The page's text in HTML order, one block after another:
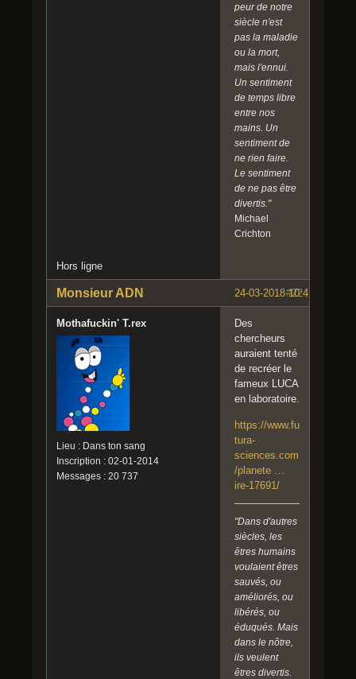
peur de notre
siècle n'est
pas la maladie
ou la mort,
mais l'ennui.
Un sentiment
de temps libre
entre nos
mains. Un
sentiment de
ne rien faire.
Le sentiment
de ne pas être
divertis."
Michael
Crichton
Hors ligne
#22
24-03-2018 10:41:19
Monsieur ADN
Mothafuckin' T.rex
Lieu : Dans ton sang
Inscription : 02-01-2014
Messages : 20 737
Des
chercheurs
auraient tenté
de recréer le
fameux LUCA
en laboratoire.
https://www.fu
tura-
sciences.com
/planete …
ire-17691/
"Dans d'autres
siècles, les
êtres humains
voulaient êtres
sauvés, ou
améliorés, ou
libérés, ou
éduqués. Mais
dans le nôtre,
ils veulent
êtres divertis.